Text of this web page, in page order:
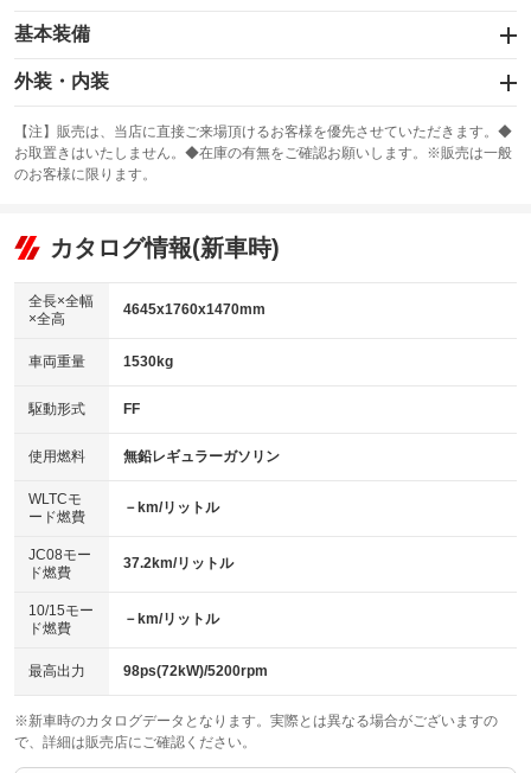
基本装備
エアバッグ：運転席/助手席/サイド
：装備あり
：装備なし
サンルーフ
：装備なし ABS
リフトアップ
：装備なし
：装備なし
パワーウィンドウ
アイドリングストップ
：装備あり
USB入力端子
：装備なし
100V電源
：装備なし
センターデフロック
：装備なし
電動格納ミラー
：装備あり
外装・内装
カーナビ：メモリーナビ他
：装備あり
TV：フルセグ
：装備あり
ビジュアル
：装備なし
：装備あり
革シート
キーレス
HID(キセノンライト)
：装備なし
バックカメラ
：装備あり
エアロ
：装備なし
：装備なし
パワーシート
ベンチシート
：装備なし
チップアップシート
：装備なし
：装備なし ：装備あり
ウォークスルー
：装備なし
【注】販売は、当店に直接ご来場頂けるお客様を優先させていただきます。◆
お取置きはいたしません。◆在庫の有無をご確認お願いします。※販売は一般
のお客様に限ります。
カタログ情報(新車時)
全長×全幅
×全高
4645x1760x1470mm
車両重量 1530kg
駆動形式 FF
使用燃料 無鉛レギュラーガソリン
WLTCモ
ード燃費
－km/リットル
JC08モー
ド燃費
37.2km/リットル
10/15モー
ド燃費
－km/リットル
最高出力 98ps(72kW)/5200rpm
※新車時のカタログデータとなります。実際とは異なる場合がございますの
で、詳細は販売店にご確認ください。